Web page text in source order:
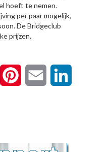
hoeft te nemen.
per paar mogelijk,
De Bridgeclub
prijzen.
Twitter Pinterest Email